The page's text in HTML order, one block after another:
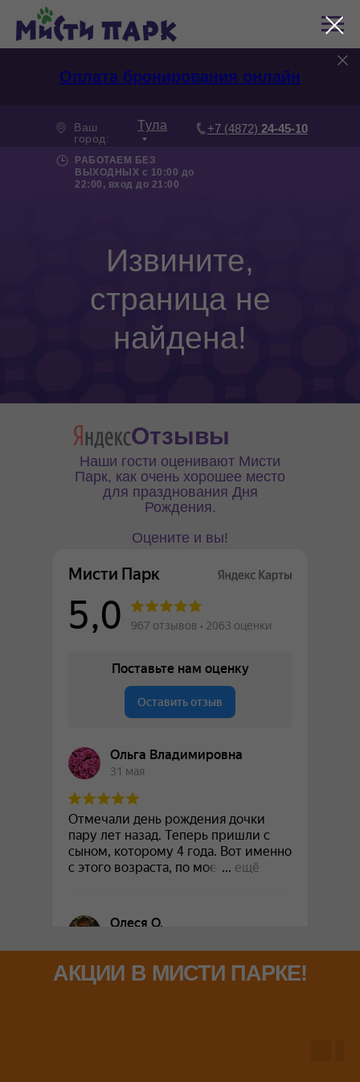
Оплата бронирования онлайн
РАБОТАЕМ БЕЗ
ВЫХОДНЫХ с 10:00 до
22:00, вход до 21:00
Ваш
город:
Тула +7 (4872) 24-45-10
Извините,
страница не
найдена!
Отзывы
Наши гости оценивают Мисти
Парк, как очень хорошее место
для празднования Дня
Рождения.
Оцените и вы!
АКЦИИ В МИСТИ ПАРКЕ!